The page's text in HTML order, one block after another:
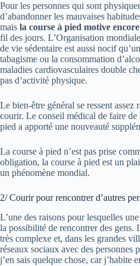
Pour les personnes qui sont
d’abandonner les mauvaises
mais la course à pied motive
fil des jours. L’Organisation
de vie sédentaire est aussi nocif
tabagisme ou la consommation
maladies cardiovasculaires double
pas d’activité physique.
Le bien-être général se ressent
courir. Le conseil médical de faire de
pied a apporté une nouveauté
La course à pied n’est pas prise
obligation, la course à pied est un
un phénomène mondial.
2/ Courir pour rencontrer d’autres
L’une des raisons pour lesquelles
la possibilité de rencontrer des gens.
très complexe et, dans les grandes
réseaux sociaux avec des personnes
j’en sais quelque chose, car j’habite